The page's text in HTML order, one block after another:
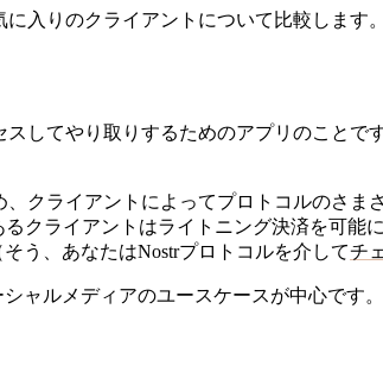
入りのクライアントについて比較します。
してやり取りするためのアプリのこと
クライアントによってプロトコルのさ
クライアントはライトニング決済を可
う、あなたはNostrプロトコルを介してチ
ャルメディアのユースケースが中心です